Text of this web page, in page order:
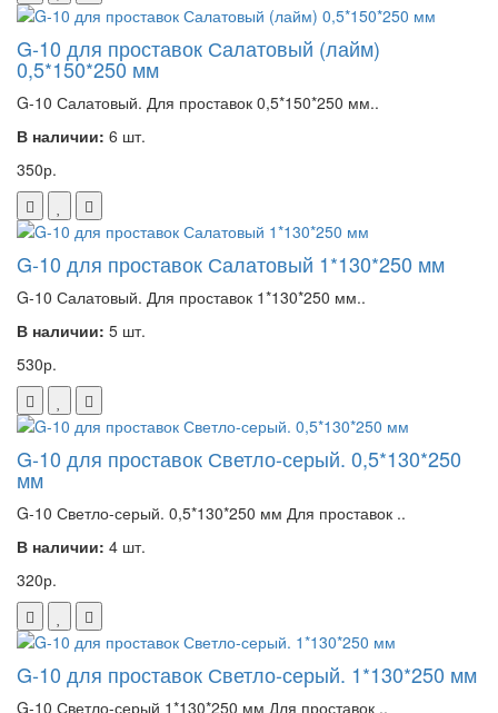
G-10 для проставок Салатовый (лайм)
0,5*150*250 мм
G-10 Салатовый. Для проставок 0,5*150*250 мм..
В наличии: 6 шт.
350р.
G-10 для проставок Салатовый 1*130*250 мм
G-10 Салатовый. Для проставок 1*130*250 мм..
В наличии: 5 шт.
530р.
G-10 для проставок Светло-серый. 0,5*130*250
мм
G-10 Светло-серый. 0,5*130*250 мм Для проставок ..
В наличии: 4 шт.
320р.
G-10 для проставок Светло-серый. 1*130*250 мм
G-10 Светло-серый 1*130*250 мм Для проставок ..